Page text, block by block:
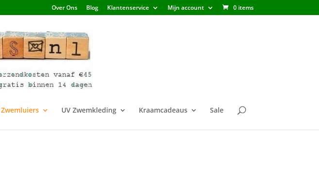
Over Ons Blog Klantenservice Mijn account 0 items
Zwemluiers UV Zwemkleding Kraamcadeaus Sale